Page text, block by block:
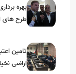
بهره
طرح های
تامین
اراضی